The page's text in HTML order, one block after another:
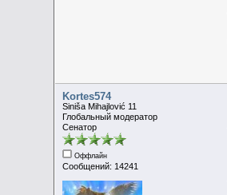
Kortes574
Siniša Mihajlović 11
Глобальный модератор
Сенатор
Оффлайн
Сообщений: 14241